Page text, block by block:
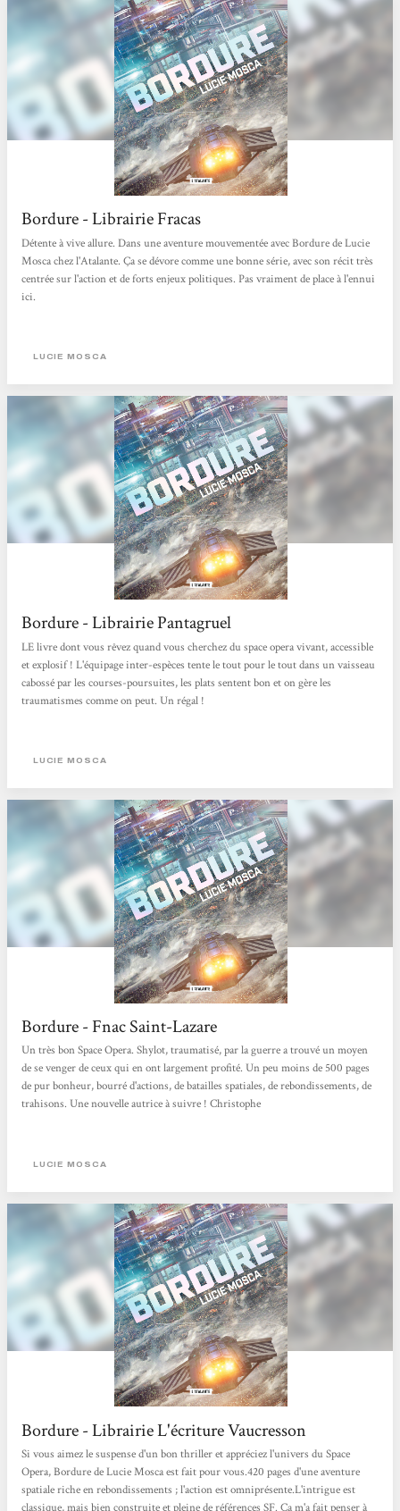
Bordure - Librairie Fracas
Détente à vive allure. Dans une aventure mouvementée avec Bordure de Lucie
Mosca chez l'Atalante. Ça se dévore comme une bonne série, avec son récit très
centrée sur l'action et de forts enjeux politiques. Pas vraiment de place à l'ennui
ici.
LUCIE MOSCA
Bordure - Librairie Pantagruel
LE livre dont vous rêvez quand vous cherchez du space opera vivant, accessible
et explosif ! L'équipage inter-espèces tente le tout pour le tout dans un vaisseau
cabossé par les courses-poursuites, les plats sentent bon et on gère les
traumatismes comme on peut. Un régal !
LUCIE MOSCA
Bordure - Fnac Saint-Lazare
Un très bon Space Opera. Shylot, traumatisé, par la guerre a trouvé un moyen
de se venger de ceux qui en ont largement profité. Un peu moins de 500 pages
de pur bonheur, bourré d'actions, de batailles spatiales, de rebondissements, de
trahisons. Une nouvelle autrice à suivre ! Christophe
LUCIE MOSCA
Bordure - Librairie L'écriture Vaucresson
Si vous aimez le suspense d'un bon thriller et appréciez l'univers du Space
Opera, Bordure de Lucie Mosca est fait pour vous.420 pages d'une aventure
spatiale riche en rebondissements ; l'action est omniprésente.L'intrigue est